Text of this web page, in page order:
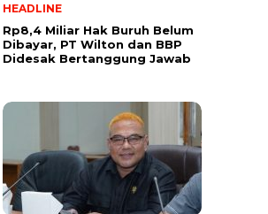
HEADLINE
Rp8,4 Miliar Hak Buruh Belum
Dibayar, PT Wilton dan BBP
Didesak Bertanggung Jawab